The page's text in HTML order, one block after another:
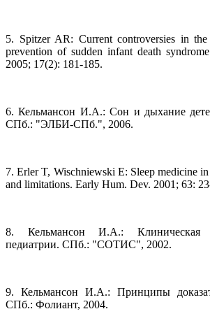
5. Spitzer AR: Current controversies in the
prevention of sudden infant death
2005; 17(2): 181-185.
6. Кельмансон И.А.: Сон и дыхание
СПб.: "ЭЛБИ-СПб.", 2006.
7. Erler T, Wischniewski E: Sleep medicine
and limitations. Early Hum. Dev. 2001; 63:
8. Кельмансон И.А.: Клиническая
педиатрии. СПб.: "СОТИС", 2002.
9. Кельмансон И.А.: Принципы
СПб.: Фолиант, 2004.